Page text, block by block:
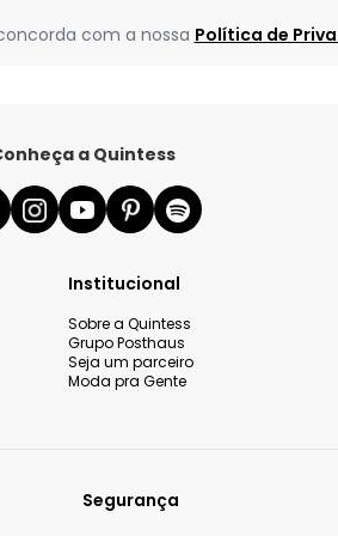
com a nossa Política de
a Quintess
Institucional
Sobre a Quintess
Grupo Posthaus
Seja um parceiro
Moda pra Gente
Segurança